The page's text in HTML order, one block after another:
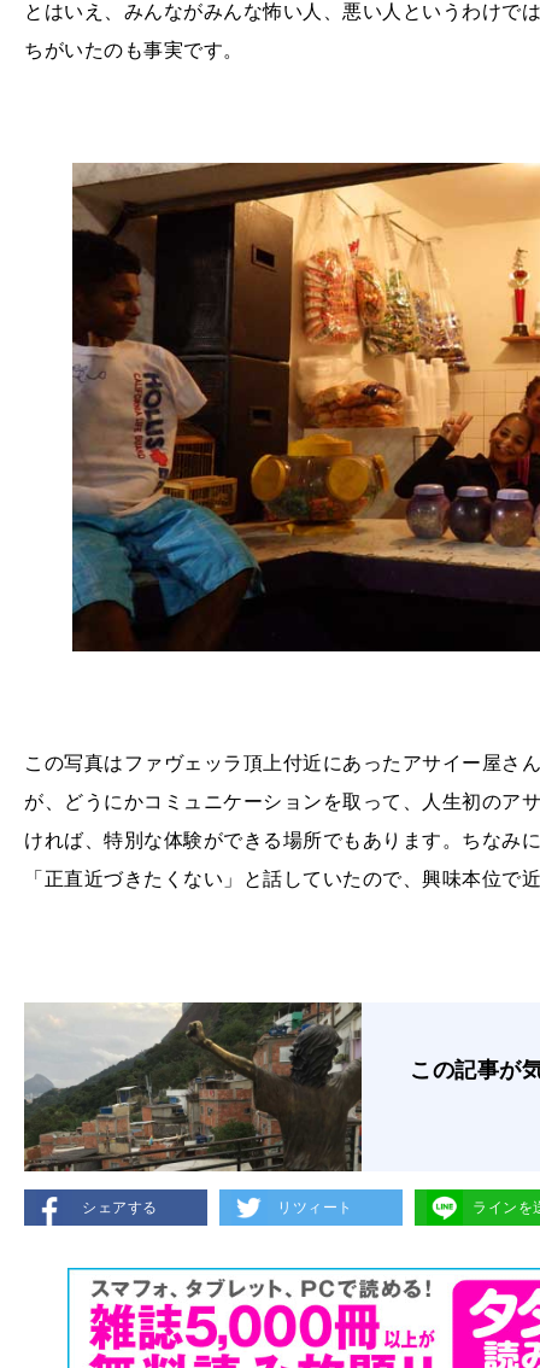
とはいえ、みんながみんな怖い人、悪い人というわけで
ちがいたのも事実です。
この写真はファヴェッラ頂上付近にあったアサイー屋さ
が、どうにかコミュニケーションを取って、人生初のア
ければ、特別な体験ができる場所でもあります。ちなみ
「正直近づきたくない」と話していたので、興味本位で
この記事が
シェアする リツィート ラインを